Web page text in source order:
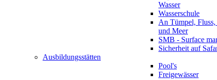
Wasser
Wasserschule
An Tümpel,
und Meer
SMB - Surface
Sicherheit auf
Ausbildungsstätten
Pool's
Freigewässer